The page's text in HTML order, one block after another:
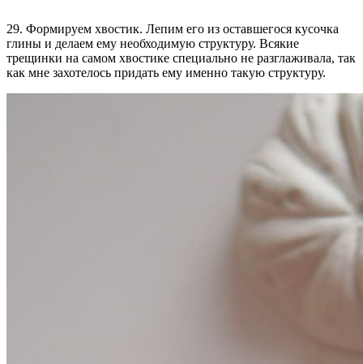
29. Формируем хвостик. Лепим его из оставшегося кусочка
глины и делаем ему необходимую структуру. Всякие
трещинки на самом хвостике специально не разглаживала, так
как мне захотелось придать ему именно такую структуру.